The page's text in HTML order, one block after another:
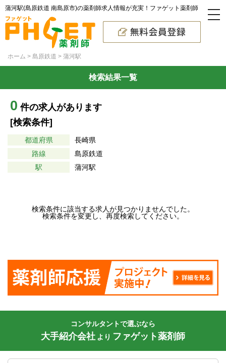
蒲河駅(島原鉄道 南島原市)の薬剤師求人情報が充実！ファゲット薬剤師
ホーム 島原鉄道 蒲河駅
検索結果一覧
0 件の求人があります
[検索条件]
都道府県
長崎県
路線
島原鉄道
駅
蒲河駅
検索条件に該当する求人が見つかりませんでした。
検索条件を変更し、再度検索してください。
コンサルタントで選ぶなら
大手紹介会社 より ファゲット薬剤師